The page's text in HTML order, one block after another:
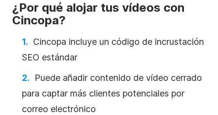
¿Por qué alojar tus vídeos con
Cincopa?
Cincopa incluye un código de incrustación
SEO estándar
Puede añadir contenido de vídeo cerrado
para captar más clientes potenciales por
correo electrónico